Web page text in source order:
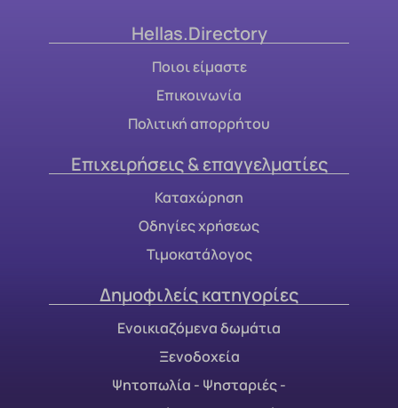
Hellas.Directory
Ποιοι είμαστε
Επικοινωνία
Πολιτική απορρήτου
Επιχειρήσεις & επαγγελματίες
Καταχώρηση
Οδηγίες χρήσεως
Τιμοκατάλογος
Δημοφιλείς κατηγορίες
Ενοικιαζόμενα δωμάτια
Ξενοδοχεία
Ψητοπωλία - Ψησταριές -